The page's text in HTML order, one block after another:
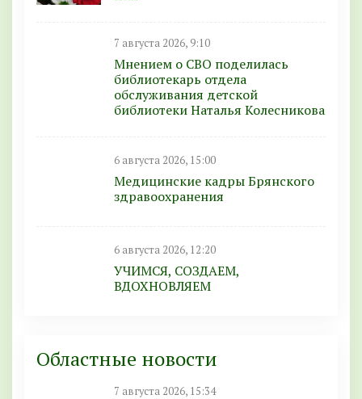
7 августа 2026, 9:10
Мнением о СВО поделилась
библиотекарь отдела
обслуживания детской
библиотеки Наталья Колесникова
6 августа 2026, 15:00
Медицинские кадры Брянского
здравоохранения
6 августа 2026, 12:20
УЧИМСЯ, СОЗДАЕМ,
ВДОХНОВЛЯЕМ
Областные новости
7 августа 2026, 15:34